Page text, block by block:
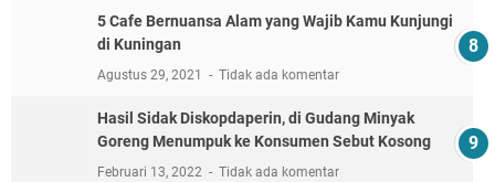
5 Cafe Bernuansa Alam yang Wajib Kamu Kunjungi
di Kuningan
Agustus 29, 2021 Tidak ada komentar
Hasil Sidak Diskopdaperin, di Gudang Minyak
Goreng Menumpuk ke Konsumen Sebut Kosong
Februari 13, 2022 Tidak ada komentar